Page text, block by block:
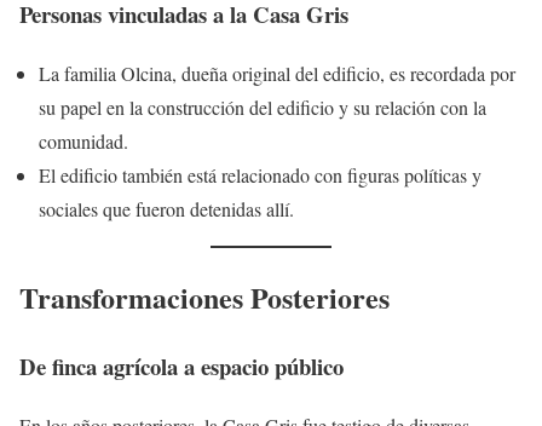
Personas vinculadas a la Casa Gris
La familia Olcina, dueña original del edificio, es recordada por
su papel en la construcción del edificio y su relación con la
comunidad.
El edificio también está relacionado con figuras políticas y
sociales que fueron detenidas allí.
Transformaciones Posteriores
De finca agrícola a espacio público